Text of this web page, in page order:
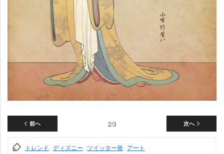
前へ 次へ
2/3
トレンド ディズニー ツイッター発 アート